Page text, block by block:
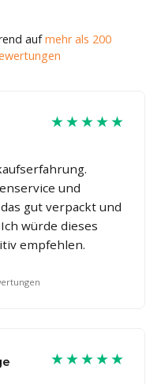
aufmehr als 200
★★★★★
und
gut verpackt und
würde dieses
empfehlen.
★★★★★